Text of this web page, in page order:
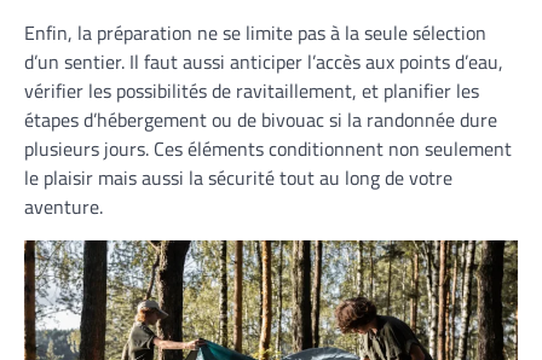
Enfin, la préparation ne se limite pas à la seule sélection
d’un sentier. Il faut aussi anticiper l’accès aux points d’eau,
vérifier les possibilités de ravitaillement, et planifier les
étapes d’hébergement ou de bivouac si la randonnée dure
plusieurs jours. Ces éléments conditionnent non seulement
le plaisir mais aussi la sécurité tout au long de votre
aventure.